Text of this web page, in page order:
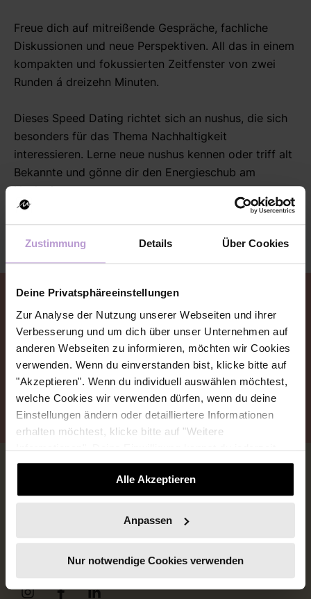
Zustimmung Details Über Cookies
Deine Privatsphäreeinstellungen
Zur Analyse der Nutzung unserer Webseiten und ihrer
Verbesserung und um dich über unser Unternehmen auf
anderen Webseiten zu informieren, möchten wir Cookies
verwenden. Wenn du einverstanden bist, klicke bitte auf
"Akzeptieren". Wenn du individuell auswählen möchtest,
welche Cookies wir verwenden dürfen, wenn du deine
Einstellungen ändern oder detailliertere Informationen
erhalten möchtest, klicke bitte auf "Weitere
Informationen". Deine Einwilligung kannst du jederzeit
widerrufen.
Alle Akzeptieren
Anpassen
Nur notwendige Cookies verwenden
Freue dich auf mitreißende Gespräche, fachliche
Diskussionen und neue Perspektiven. All das in einem
kompakten und fokussierten Zeitfenster von zwei
Runden á dreizehn Minuten.
Dieses Speed Dating richtet sich an nushus, die sich
besonders für das Thema Nachhaltigkeit
interessieren. L erne neue nushus kennen oder triff alt
Bekannte und gönne dir den Energieschub am
Nachmittag.
Event Anmeldung
Hier kannst du dich zu dem Event anmelden oder
abmelden.
ANMELDEN ABMELDEN
nushu Female Business
Wir sorgen für mehr Weiblichkeit in der Wirtschaft